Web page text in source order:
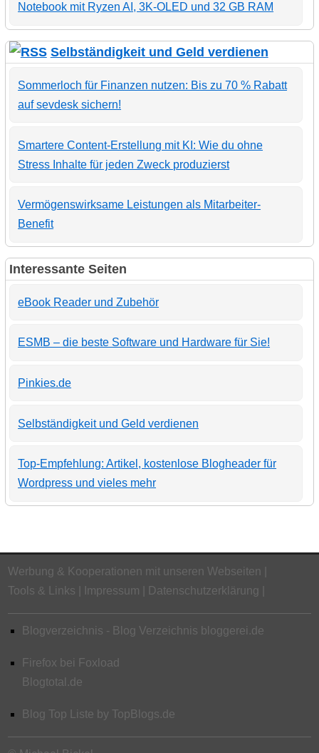
Notebook mit Ryzen AI, 3K-OLED und 32 GB RAM
Selbständigkeit und Geld verdienen
Sommerloch für Finanzen nutzen: Bis zu 70 % Rabatt
auf sevdesk sichern!
Smartere Content-Erstellung mit KI: Wie du ohne
Stress Inhalte für jeden Zweck produzierst
Vermögenswirksame Leistungen als Mitarbeiter-
Benefit
Interessante Seiten
eBook Reader und Zubehör
ESMB – die beste Software und Hardware für Sie!
Pinkies.de
Selbständigkeit und Geld verdienen
Top-Empfehlung: Artikel, kostenlose Blogheader für
Wordpress und vieles mehr
Werbung & Kooperationen mit unseren Webseiten
Tools & Links
Impressum Datenschutzerklärung
Blogverzeichnis - Blog Verzeichnis bloggerei.de
Firefox bei Foxload
Blogtotal.de
Blog Top Liste by TopBlogs.de